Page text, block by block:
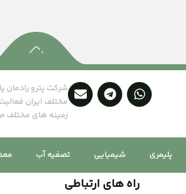
مختلف ایران
زمینه های مختلف
پلیمری شیمیایی تصفیه آب
راه های ارتباطی